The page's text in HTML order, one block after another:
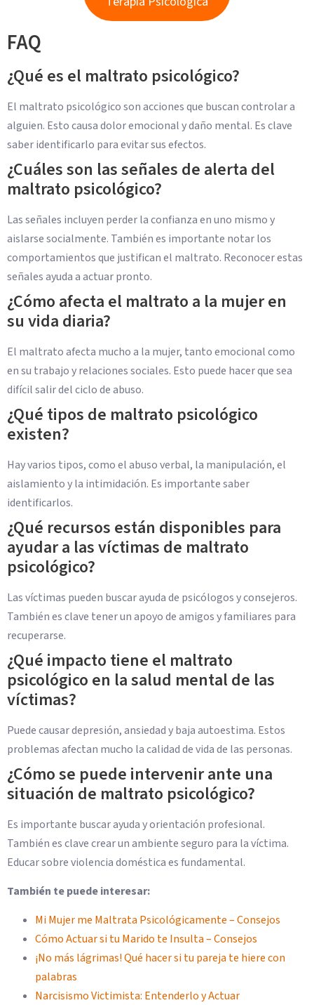
FAQ
¿Qué es el maltrato psicológico?
El maltrato psicológico son acciones que buscan controlar a
alguien. Esto causa dolor emocional y daño mental. Es clave
saber identificarlo para evitar sus efectos.
¿Cuáles son las señales de alerta del
maltrato psicológico?
Las señales incluyen perder la confianza en uno mismo y
aislarse socialmente. También es importante notar los
comportamientos que justifican el maltrato. Reconocer estas
señales ayuda a actuar pronto.
¿Cómo afecta el maltrato a la mujer en
su vida diaria?
El maltrato afecta mucho a la mujer, tanto emocional como
en su trabajo y relaciones sociales. Esto puede hacer que sea
difícil salir del ciclo de abuso.
¿Qué tipos de maltrato psicológico
existen?
Hay varios tipos, como el abuso verbal, la manipulación, el
aislamiento y la intimidación. Es importante saber
identificarlos.
¿Qué recursos están disponibles para
ayudar a las víctimas de maltrato
psicológico?
Las víctimas pueden buscar ayuda de psicólogos y consejeros.
También es clave tener un apoyo de amigos y familiares para
recuperarse.
¿Qué impacto tiene el maltrato
psicológico en la salud mental de las
víctimas?
Puede causar depresión, ansiedad y baja autoestima. Estos
problemas afectan mucho la calidad de vida de las personas.
¿Cómo se puede intervenir ante una
situación de maltrato psicológico?
Es importante buscar ayuda y orientación profesional.
También es clave crear un ambiente seguro para la víctima.
Educar sobre violencia doméstica es fundamental.
También te puede interesar:
Mi Mujer me Maltrata Psicológicamente – Consejos
Cómo Actuar si tu Marido te Insulta – Consejos
¡No más lágrimas! Qué hacer si tu pareja te hiere con
palabras
Narcisismo Victimista: Entenderlo y Actuar